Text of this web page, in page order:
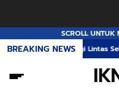
SCROLL UNTUK
BREAKING NEWS
Lintas Sektor Menjadi Kunci